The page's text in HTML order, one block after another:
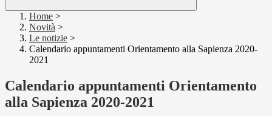
Home >
Novità >
Le notizie >
Calendario appuntamenti Orientamento alla Sapienza 2020-
2021
Calendario appuntamenti Orientamento
alla Sapienza 2020-2021